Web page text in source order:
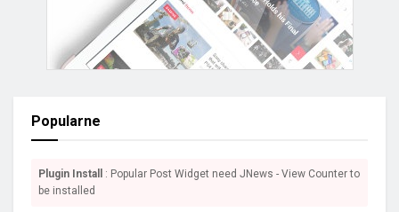
Popularne
Plugin Install
: Popular Post Widget need JNews - View Counter to
be installed